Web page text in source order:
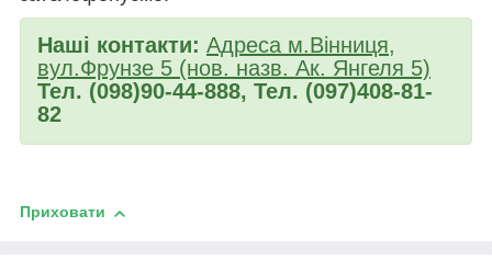
Наші контакти: Адреса м.Вінниця,
вул.Фрунзе 5 (нов. назв. Ак. Янгеля 5)
Тел. (098)90-44-888, Тел. (097)408-81-
82
Приховати